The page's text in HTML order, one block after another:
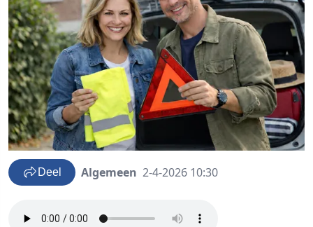
Deel Algemeen 2-4-2026 10:30